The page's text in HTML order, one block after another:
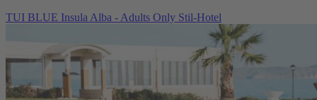
TUI BLUE Insula Alba - Adults Only Stil-Hotel